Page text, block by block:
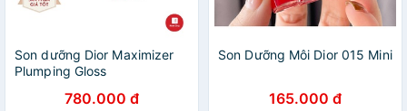
Son dưỡng Dior Maximizer
Plumping Gloss
780.000 đ
Son Dưỡng Môi Dior 015 Mini
165.000 đ